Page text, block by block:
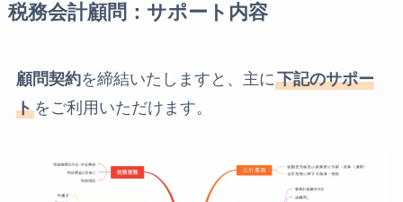
税務会計顧問 ：サポート内容
顧問契約を締結いたしますと、主に下記のサポー
トをご利用いただけます。